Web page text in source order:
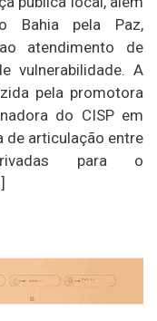
Bahia pela Paz,
atendimento de
vulnerabilidade. A
pela promotora
do CISP em
de articulação entre
para o